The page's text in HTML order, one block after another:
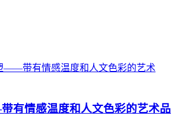
有情感温度和人文色彩的艺术品